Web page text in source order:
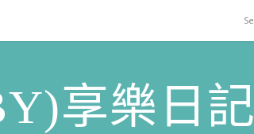
享樂日記